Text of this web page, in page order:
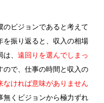
ビジョンであると考えて
を振り返ると、収入の相場
、 遠回りを選んでしまっ
ので、仕事の時間と収入の
なければ意味がありません
無くビジョンから極力ずれ